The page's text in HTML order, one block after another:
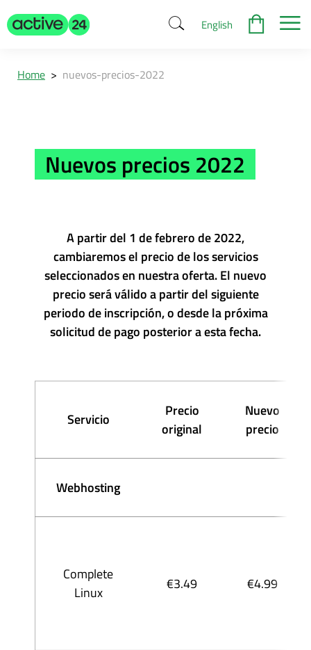
English
Home > nuevos-precios-2022
Nuevos precios 2022
A partir del 1 de febrero de 2022,
cambiaremos el precio de los servicios
seleccionados en nuestra oferta. El nuevo
precio será válido a partir del siguiente
periodo de inscripción, o desde la próxima
solicitud de pago posterior a esta fecha.
Servicio
Precio
original
Nuevo
precio
Webhosting
Complete
Linux
€3.49 €4.99